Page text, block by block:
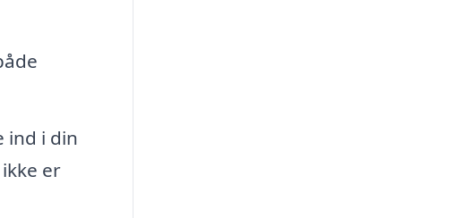
ind i din
er